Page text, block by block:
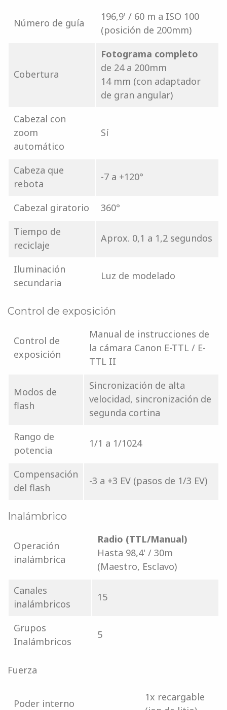
Número de guía
196,9' / 60 m a ISO 100
(posición de 200mm)
Cobertura
Fotograma completo
de 24 a 200mm
14 mm (con adaptador
de gran angular)
Cabezal con
zoom
automático
Sí
Cabeza que
rebota
-7 a +120°
Cabezal giratorio
360°
Tiempo de
reciclaje
Aprox. 0,1 a 1,2 segundos
Iluminación
secundaria
Luz de modelado
Control de exposición
Control de
exposición
Manual de instrucciones de
la cámara Canon E-TTL / E-
TTL II
Modos de
flash
Sincronización de alta
velocidad, sincronización de
segunda cortina
Rango de
potencia
1/1 a 1/1024
Compensación
del flash
-3 a +3 EV (pasos de 1/3 EV)
Inalámbrico
Operación
inalámbrica
Radio (TTL/Manual)
Hasta 98,4' / 30m
(Maestro, Esclavo)
Canales
inalámbricos
15
Grupos
Inalámbricos
5
Fuerza
Poder interno
1x recargable